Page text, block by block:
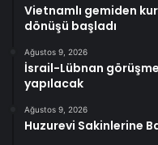
Vietnamlı gemiden
dönüşü başladı
Ağustos 9, 2026
İsrail-Lübnan
yapılacak
Ağustos 9, 2026
Huzurevi Sakinlerine